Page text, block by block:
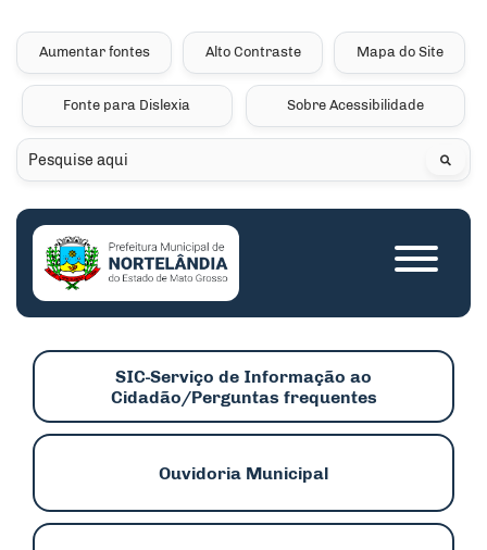
Seção de atalhos e
Ir para o menu [alt+2]
Ir para a busca [alt+3]
Ir para o rodapé [alt+4]
Aumentar fontes Alto Contraste Mapa do Site
Fonte para Dislexia Sobre Acessibilidade
Pesquisar
SIC-Serviço de Informação ao
Cidadão/Perguntas frequentes
Ouvidoria Municipal
Seção do menu